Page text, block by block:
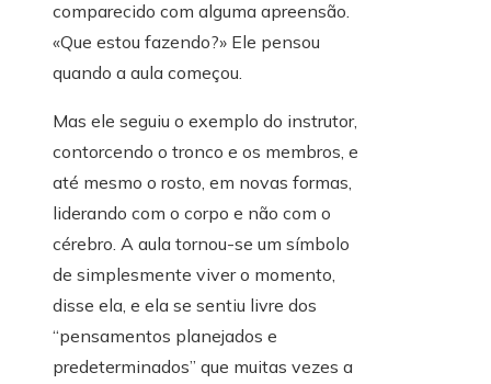
comparecido com alguma apreensão.
«Que estou fazendo?» Ele pensou
quando a aula começou.
Mas ele seguiu o exemplo do instrutor,
contorcendo o tronco e os membros, e
até mesmo o rosto, em novas formas,
liderando com o corpo e não com o
cérebro. A aula tornou-se um símbolo
de simplesmente viver o momento,
disse ela, e ela se sentiu livre dos
“pensamentos planejados e
predeterminados” que muitas vezes a